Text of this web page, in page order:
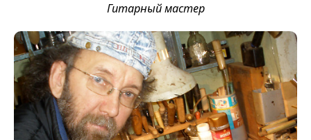
Гитарный мастер